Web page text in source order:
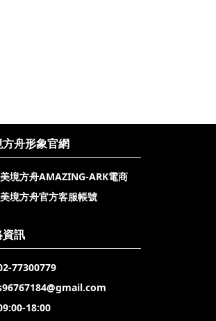
方舟形象官網
美境方舟AMAZING-ARK電商
美境方舟官方客服帳號
訊
77300779
18:00